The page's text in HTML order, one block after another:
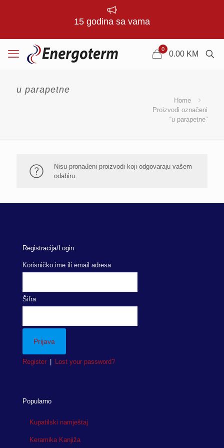
15 godina sa vama
0
0.00 KM
u parapetne
Home
Proizvodi označeni
“u parapetne”
Nisu pronađeni proizvodi koji odgovaraju vašem
odabiru.
Registracija/Login
Korisničko ime ili email adresa
Šifra
Register Lost your password?
Popularno
Kupatilski namještaj
Keramika Kanjiža